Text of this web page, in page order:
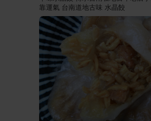
靠運氣 台南道地古味 水晶餃